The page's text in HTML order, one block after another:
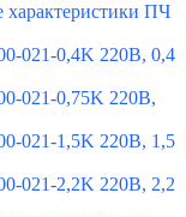
характеристики ПЧ
021-0,4K 220В, 0,4
021-0,75K 220В,
021-1,5K 220В, 1,5
021-2,2K 220В, 2,2